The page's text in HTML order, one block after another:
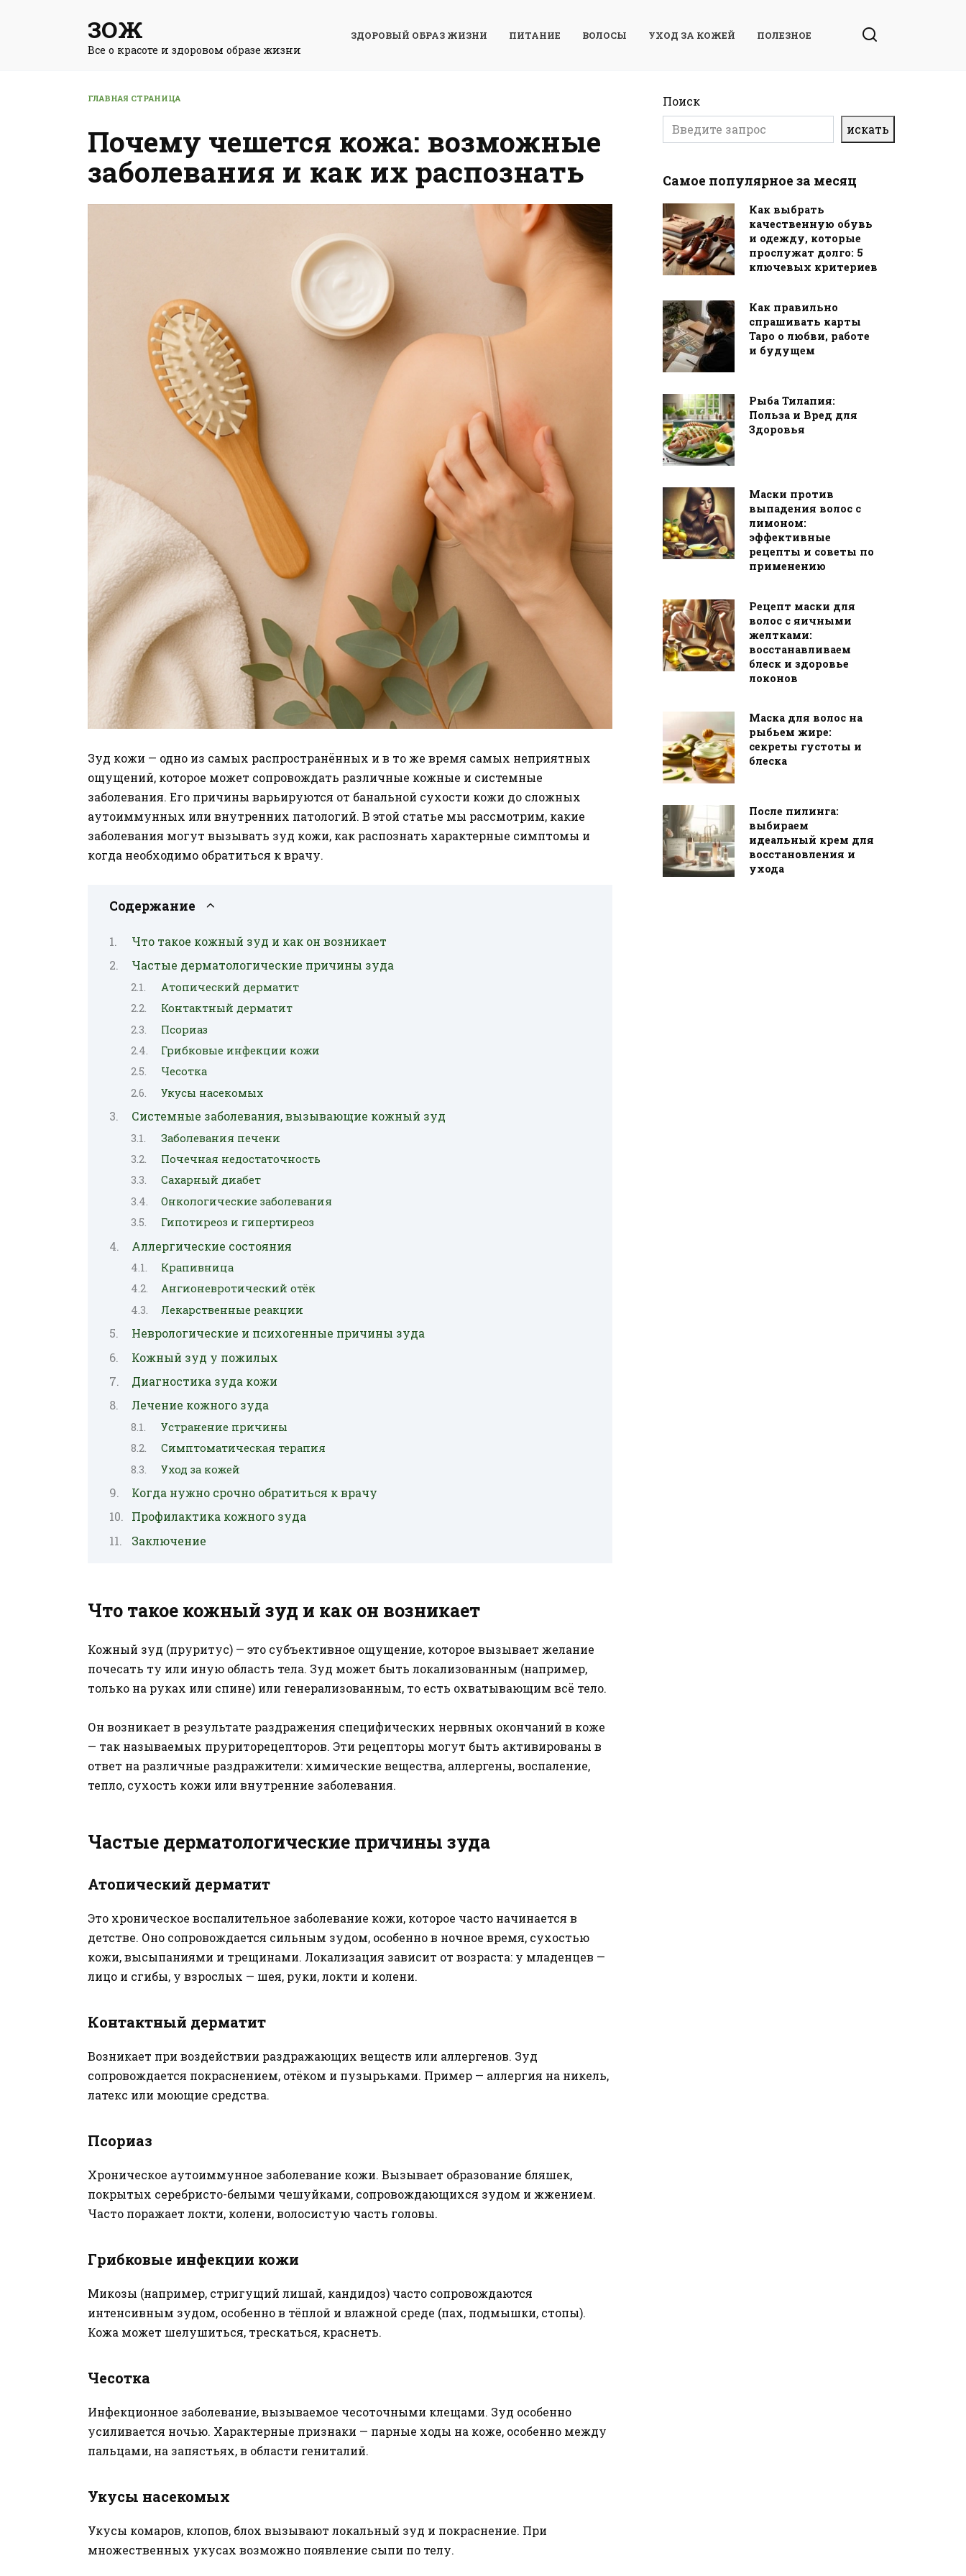
ЗОЖ
Все о красоте и здоровом образе жизни
ЗДОРОВЫЙ ОБРАЗ ЖИЗНИ ПИТАНИЕ ВОЛОСЫ УХОД ЗА КОЖЕЙ ПОЛЕЗНОЕ
ГЛАВНАЯ СТРАНИЦА
Почему чешется кожа: возможные
заболевания и как их распознать
Зуд кожи — одно из самых распространённых и в то же время самых неприятных
ощущений, которое может сопровождать различные кожные и системные
заболевания. Его причины варьируются от банальной сухости кожи до сложных
аутоиммунных или внутренних патологий. В этой статье мы рассмотрим, какие
заболевания могут вызывать зуд кожи, как распознать характерные симптомы и
когда необходимо обратиться к врачу.
Содержание
Что такое кожный зуд и как он возникает
Частые дерматологические причины зуда
Атопический дерматит
Контактный дерматит
Псориаз
Грибковые инфекции кожи
Чесотка
Укусы насекомых
Системные заболевания, вызывающие кожный зуд
Заболевания печени
Почечная недостаточность
Сахарный диабет
Онкологические заболевания
Гипотиреоз и гипертиреоз
Аллергические состояния
Крапивница
Ангионевротический отёк
Лекарственные реакции
Неврологические и психогенные причины зуда
Кожный зуд у пожилых
Диагностика зуда кожи
Лечение кожного зуда
Устранение причины
Симптоматическая терапия
Уход за кожей
Когда нужно срочно обратиться к врачу
Профилактика кожного зуда
Заключение
Что такое кожный зуд и как он возникает
Кожный зуд (пруритус) — это субъективное ощущение, которое вызывает желание
почесать ту или иную область тела. Зуд может быть локализованным (например,
только на руках или спине) или генерализованным, то есть охватывающим всё тело.
Он возникает в результате раздражения специфических нервных окончаний в коже
— так называемых пруриторецепторов. Эти рецепторы могут быть активированы в
ответ на различные раздражители: химические вещества, аллергены, воспаление,
тепло, сухость кожи или внутренние заболевания.
Частые дерматологические причины зуда
Атопический дерматит
Это хроническое воспалительное заболевание кожи, которое часто начинается в
детстве. Оно сопровождается сильным зудом, особенно в ночное время, сухостью
кожи, высыпаниями и трещинами. Локализация зависит от возраста: у младенцев —
лицо и сгибы, у взрослых — шея, руки, локти и колени.
Контактный дерматит
Возникает при воздействии раздражающих веществ или аллергенов. Зуд
сопровождается покраснением, отёком и пузырьками. Пример — аллергия на никель,
латекс или моющие средства.
Псориаз
Хроническое аутоиммунное заболевание кожи. Вызывает образование бляшек,
покрытых серебристо-белыми чешуйками, сопровождающихся зудом и жжением.
Часто поражает локти, колени, волосистую часть головы.
Грибковые инфекции кожи
Микозы (например, стригущий лишай, кандидоз) часто сопровождаются
интенсивным зудом, особенно в тёплой и влажной среде (пах, подмышки, стопы).
Кожа может шелушиться, трескаться, краснеть.
Чесотка
Инфекционное заболевание, вызываемое чесоточными клещами. Зуд особенно
усиливается ночью. Характерные признаки — парные ходы на коже, особенно между
пальцами, на запястьях, в области гениталий.
Укусы насекомых
Укусы комаров, клопов, блох вызывают локальный зуд и покраснение. При
множественных укусах возможно появление сыпи по телу.
Поиск
искать
Самое популярное за месяц
Как выбрать
качественную обувь
и одежду, которые
прослужат долго: 5
ключевых критериев
Как правильно
спрашивать карты
Таро о любви, работе
и будущем
Рыба Тилапия:
Польза и Вред для
Здоровья
Маски против
выпадения волос с
лимоном:
эффективные
рецепты и советы по
применению
Рецепт маски для
волос с яичными
желтками:
восстанавливаем
блеск и здоровье
локонов
Маска для волос на
рыбьем жире:
секреты густоты и
блеска
После пилинга:
выбираем
идеальный крем для
восстановления и
ухода